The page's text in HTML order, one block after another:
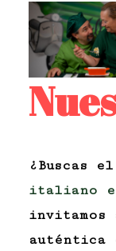
¿Buscas
italiano
auténtica